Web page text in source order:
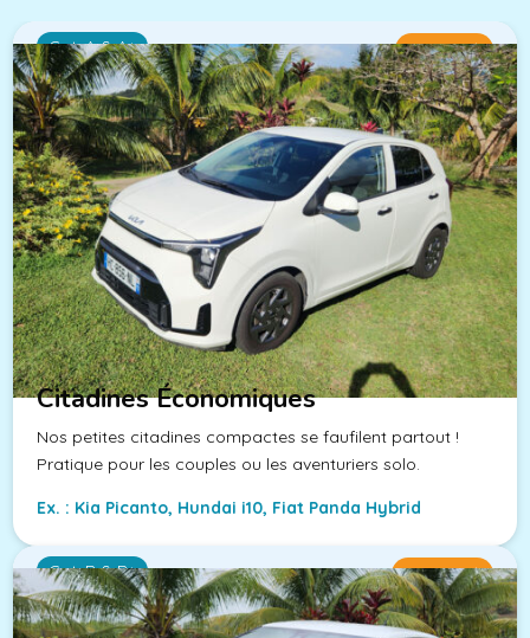
Cat. A & A+ Dès 15€/j
Citadines Économiques
Nos petites citadines compactes se faufilent partout !
Pratique pour les couples ou les aventuriers solo.
Ex. : Kia Picanto, Hundai i10, Fiat Panda Hybrid
Cat. B & B+ Dès 20€/j